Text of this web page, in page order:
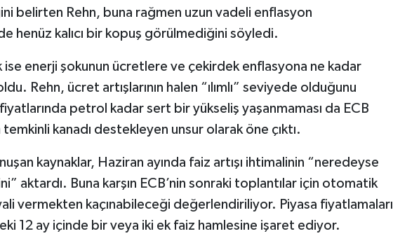
belirten Rehn, buna rağmen uzun vadeli enflasyon
henüz kalıcı bir kopuş görülmediğini söyledi.
ise enerji şokunun ücretlere ve çekirdek enflasyona ne kadar
Rehn, ücret artışlarının halen “ılımlı” seviyede olduğunu
petrol kadar sert bir yükseliş yaşanmaması da ECB
kanadı destekleyen unsur olarak öne çıktı.
kaynaklar, Haziran ayında faiz artışı ihtimalinin “neredeyse
aktardı. Buna karşın ECB’nin sonraki toplantılar için otomatik
vermekten kaçınabileceği değerlendiriliyor. Piyasa fiyatlamaları
12 ay içinde bir veya iki ek faiz hamlesine işaret ediyor.